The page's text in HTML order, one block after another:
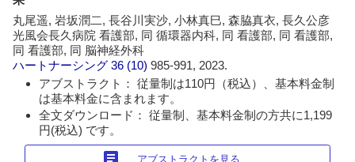
丸尾遥, 岩坂潤二, 長谷川実沙, 小林真巳, 森脇真衣, 長久公彦
光風会長久病院 看護部, 同 循環器内科, 同 看護部, 同 看護部,
同 看護部, 同 脳神経外科
ハートナーシング 36 (10)985-991, 2023.
アブストラクト： 従量制は110円（税込）、基本料金制
は基本料金に含まれます。
全文ダウンロード： 従量制、基本料金制の方共に1,199
円(税込) です。
アブストラクトを見る